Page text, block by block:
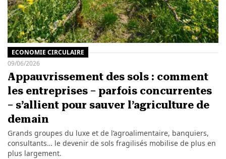
ECONOMIE CIRCULAIRE
09/06/2026
Appauvrissement des sols : comment
les entreprises – parfois concurrentes
– s’allient pour sauver l’agriculture de
demain
Grands groupes du luxe et de l’agroalimentaire, banquiers,
consultants… le devenir de sols fragilisés mobilise de plus en
plus largement.